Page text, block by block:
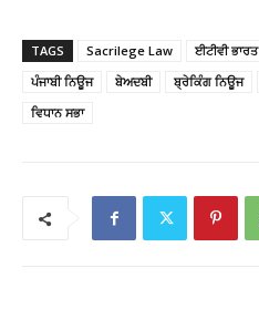
TAGS Sacrilege Law ਈਟੀਵੀ ਭਾਰਤ
ਪੰਜਾਬੀ ਨਿਊਜ
ਬੇਅਦਬੀ ਬ੍ਰੇਕਿੰਗ ਨਿਊਜ
ਵਿਧਾਨ ਸਭਾ